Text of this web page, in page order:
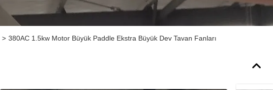
> 380AC 1.5kw Motor Büyük Paddle Ekstra Büyük Dev Tavan Fanları